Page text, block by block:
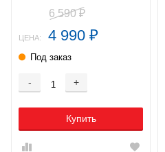
6 590₽
ЦЕНА: 4 990 ₽
Под заказ
- +
Купить